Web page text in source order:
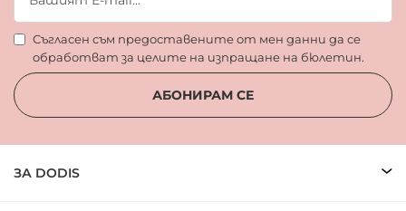
Съгласен съм предоставените от мен данни да се
обработват за целите на изпращане на бюлетин.
АБОНИРАМ СЕ
ЗА DODIS